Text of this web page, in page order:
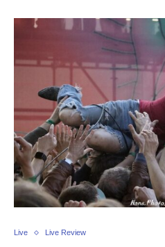
Live Live Review